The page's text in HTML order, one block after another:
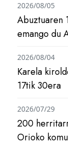
Abuztuaren
emango du
2026/08/05
Karela
17tik 30era
2026/08/04
200
Orioko
2026/07/29